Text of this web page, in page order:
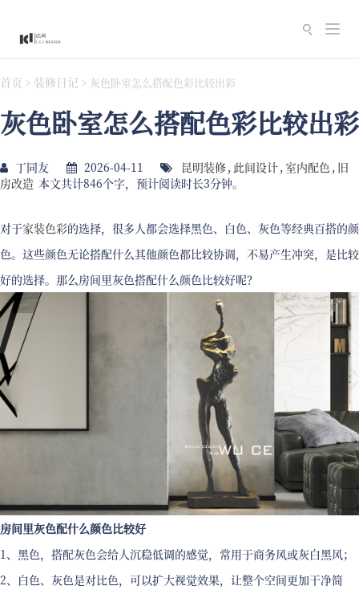
切
换
首页 > 装修日记 > 灰色卧室怎么搭配色彩比较出彩
灰色卧室怎么搭配色彩比较出彩
丁同友 2026-04-11 昆明装修, 此间设计, 室内配色 , 旧
房改造 本文共计846个字，预计阅读时长3分钟。
对于家装色彩的选择，很多人都会选择黑色、白色、灰色等经典百搭的颜
色。这些颜色无论搭配什么其他颜色都比较协调，不易产生冲突，是比较
好的选择。那么房间里灰色搭配什么颜色比较好呢？
房间里灰色配什么颜色比较好
1、黑色，搭配灰色会给人沉稳低调的感觉，常用于商务风或灰白黑风；
2、白色、灰色是对比色，可以扩大视觉效果，让整个空间更加干净简